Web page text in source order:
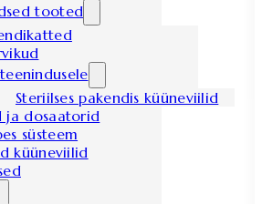
tooted
Steriilses pakendis küüneviilid
ja dosaatorid
süsteem
küüneviilid